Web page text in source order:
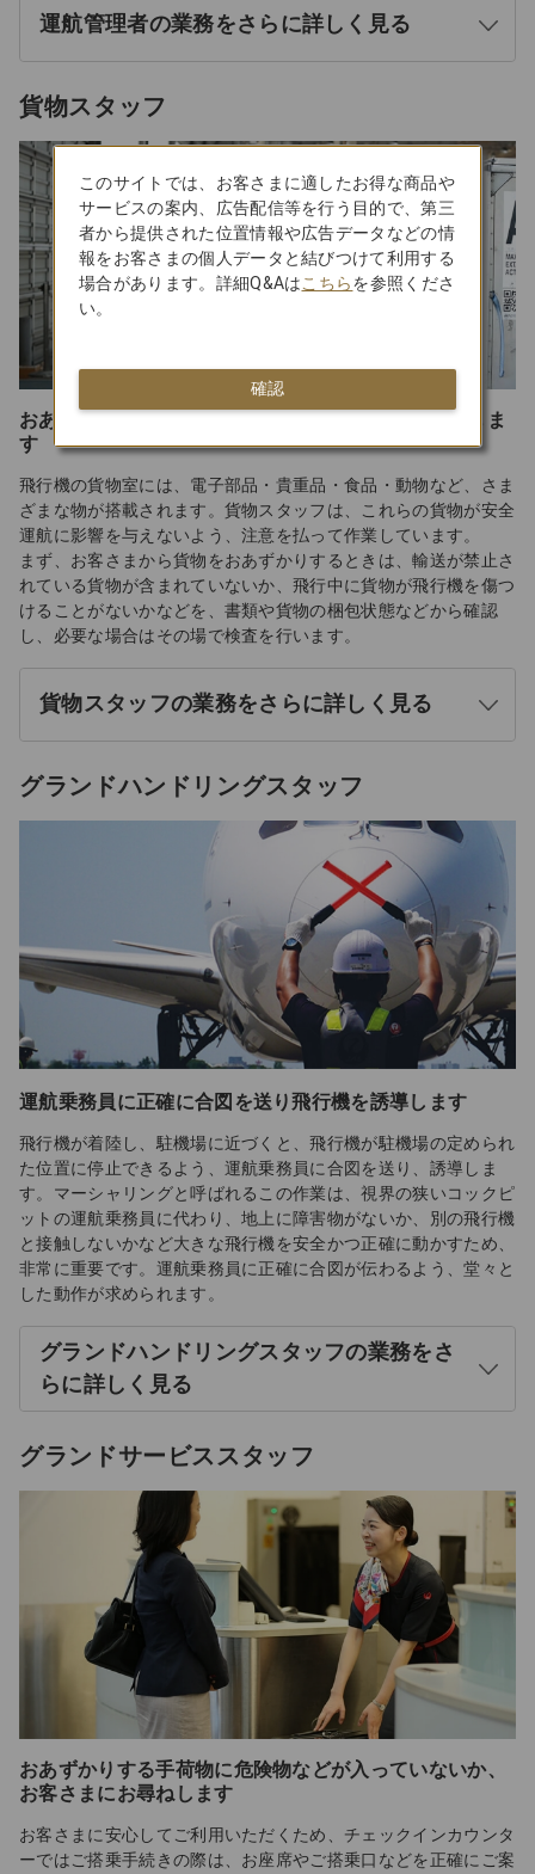
運航管理者の業務をさらに詳しく見る
貨物スタッフ
おあずかりした貨物の内容を、書類を見ながら確認しま
す
飛行機の貨物室には、電子部品・貴重品・食品・動物など、さま
ざまな物が搭載されます。貨物スタッフは、これらの貨物が安全
運航に影響を与えないよう、注意を払って作業しています。
まず、お客さまから貨物をおあずかりするときは、輸送が禁止さ
れている貨物が含まれていないか、飛行中に貨物が飛行機を傷つ
けることがないかなどを、書類や貨物の梱包状態などから確認
し、必要な場合はその場で検査を行います。
貨物スタッフの業務をさらに詳しく見る
グランドハンドリングスタッフ
運航乗務員に正確に合図を送り飛行機を誘導します
飛行機が着陸し、駐機場に近づくと、飛行機が駐機場の定められ
た位置に停止できるよう、運航乗務員に合図を送り、誘導しま
す。マーシャリングと呼ばれるこの作業は、視界の狭いコックピ
ットの運航乗務員に代わり、地上に障害物がないか、別の飛行機
と接触しないかなど大きな飛行機を安全かつ正確に動かすため、
非常に重要です。運航乗務員に正確に合図が伝わるよう、堂々と
した動作が求められます。
グランドハンドリングスタッフの業務をさ
らに詳しく見る
く
グランドサービススタッフ
おあずかりする手荷物に危険物などが入っていないか、
お客さまにお尋ねします
お客さまに安心してご利用いただくため、チェックインカウンタ
ーではご搭乗手続きの際は、お座席やご搭乗口などを正確にご案
このサイトでは、お客さまに適したお得な商品や
サービスの案内、広告配信等を行う目的で、第三
者から提供された位置情報や広告データなどの情
報をお客さまの個人データと結びつけて利用する
場合があります。詳細Q&Aはこちらを参照くださ
い。
確認